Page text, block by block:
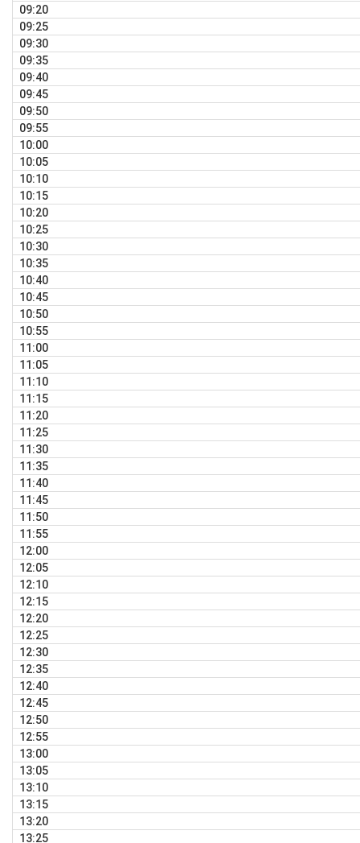
09:20
09:25
09:30
09:35
09:40
09:45
09:50
09:55
10:00
10:05
10:10
10:15
10:20
10:25
10:30
10:35
10:40
10:45
10:50
10:55
11:00
11:05
11:10
11:15
11:20
11:25
11:30
11:35
11:40
11:45
11:50
11:55
12:00
12:05
12:10
12:15
12:20
12:25
12:30
12:35
12:40
12:45
12:50
12:55
13:00
13:05
13:10
13:15
13:20
13:25